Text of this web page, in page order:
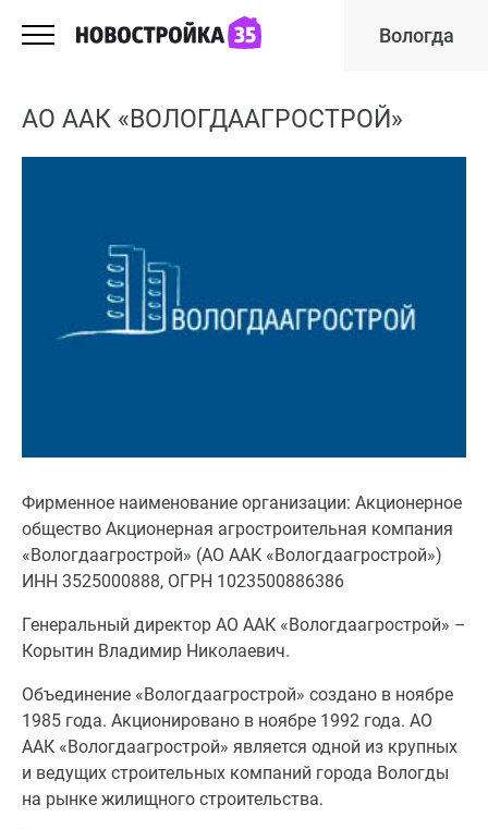
Вологда
АО ААК «ВОЛОГДААГРОСТРОЙ»
Фирменное наименование организации: Акционерное
общество Акционерная агростроительная компания
«Вологдаагрострой» (АО ААК «Вологдаагрострой»)
ИНН 3525000888, ОГРН 1023500886386
Генеральный директор АО ААК «Вологдаагрострой» –
Корытин Владимир Николаевич.
Объединение «Вологдаагрострой» создано в ноябре
1985 года. Акционировано в ноябре 1992 года. АО
ААК «Вологдаагрострой» является одной из крупных
и ведущих строительных компаний города Вологды
на рынке жилищного строительства.